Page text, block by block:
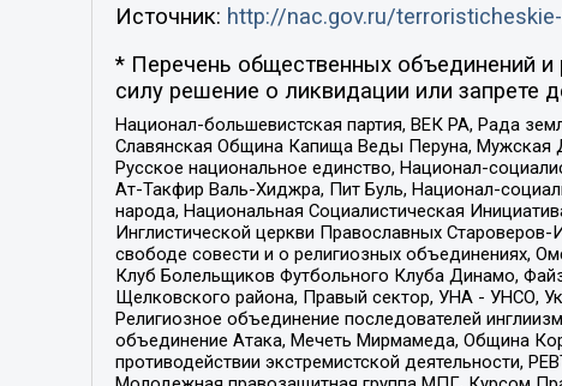
Источник: http://nac.gov.ru/
* Перечень общественных объединений и
силу решение о ликвидации или запрете
Национал-большевистская партия, ВЕК РА, Рада
Славянская Община Капища Веды Перуна, Мужская
Русское национальное единство, Национал-
Ат-Такфир Валь-Хиджра, Пит Буль, Национал-
народа, Национальная Социалистическая
Инглистической церкви Православных
свободе совести и о религиозных объединениях,
Клуб Болельщиков Футбольного Клуба Динамо,
Щелковского района, Правый сектор, УНА - УНСО,
Религиозное объединение последователей
объединение Атака, Мечеть Мирмамеда, Община
противодействии экстремистской деятельности,